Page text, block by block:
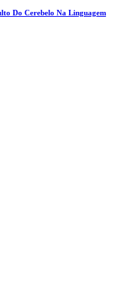
Do Cerebelo Na Linguagem